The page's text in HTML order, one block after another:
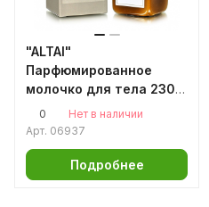
"ALTAI"
Парфюмированное
молочко для тела 230
мл0
Нет в наличии
Арт. 06937
Подробнее